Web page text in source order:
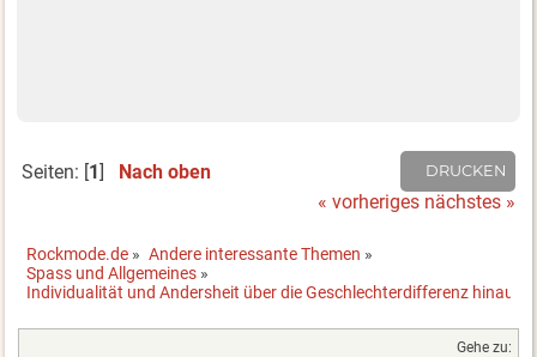
DRUCKEN
Seiten: [1]
Nach oben
« vorheriges nächstes »
Rockmode.de » Andere interessante Themen »
Spass und Allgemeines »
Individualität und Andersheit über die Geschlechterdifferenz hinaus
Gehe zu: